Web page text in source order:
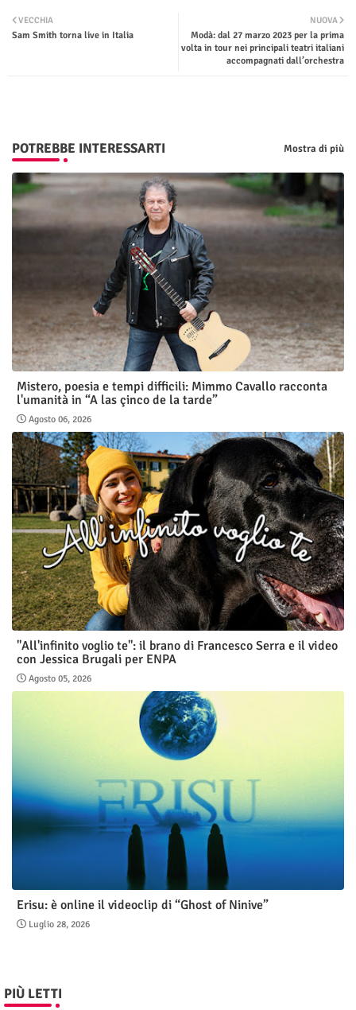
tsap
NUOVA
Modà: dal 27 marzo 2023 per la prima
volta in tour nei principali teatri italiani
accompagnati dall’orchestra
VECCHIA
Sam Smith torna live in Italia
POTREBBE INTERESSARTI Mostra di più
Mistero, poesia e tempi difficili: Mimmo Cavallo racconta
l'umanità in “A las çinco de la tarde”
Agosto 06, 2026
"All'infinito voglio te": il brano di Francesco Serra e il video
con Jessica Brugali per ENPA
Agosto 05, 2026
Erisu: è online il videoclip di “Ghost of Ninive”
Luglio 28, 2026
PIÙ LETTI